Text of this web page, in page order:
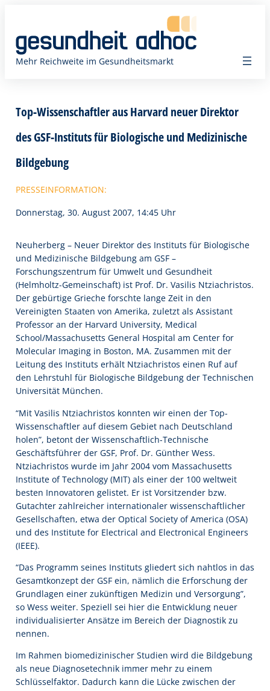
springen
Mehr Reichweite im Gesundheitsmarkt
Top-Wissenschaftler aus Harvard neuer Direktor
des GSF-Instituts für Biologische und Medizinische
Bildgebung
PRESSEINFORMATION:
Donnerstag, 30. August 2007, 14:45 Uhr
Neuherberg – Neuer Direktor des Instituts für Biologische
und Medizinische Bildgebung am GSF –
Forschungszentrum für Umwelt und Gesundheit
(Helmholtz-Gemeinschaft) ist Prof. Dr. Vasilis Ntziachristos.
Der gebürtige Grieche forschte lange Zeit in den
Vereinigten Staaten von Amerika, zuletzt als Assistant
Professor an der Harvard University, Medical
School/Massachusetts General Hospital am Center for
Molecular Imaging in Boston, MA. Zusammen mit der
Leitung des Instituts erhält Ntziachristos einen Ruf auf
den Lehrstuhl für Biologische Bildgebung der Technischen
Universität München.
“Mit Vasilis Ntziachristos konnten wir einen der Top-
Wissenschaftler auf diesem Gebiet nach Deutschland
holen”, betont der Wissenschaftlich-Technische
Geschäftsführer der GSF, Prof. Dr. Günther Wess.
Ntziachristos wurde im Jahr 2004 vom Massachusetts
Institute of Technology (MIT) als einer der 100 weltweit
besten Innovatoren gelistet. Er ist Vorsitzender bzw.
Gutachter zahlreicher internationaler wissenschaftlicher
Gesellschaften, etwa der Optical Society of America (OSA)
und des Institute for Electrical and Electronical Engineers
(IEEE).
“Das Programm seines Instituts gliedert sich nahtlos in das
Gesamtkonzept der GSF ein, nämlich die Erforschung der
Grundlagen einer zukünftigen Medizin und Versorgung”,
so Wess weiter. Speziell sei hier die Entwicklung neuer
individualisierter Ansätze im Bereich der Diagnostik zu
nennen.
Im Rahmen biomedizinischer Studien wird die Bildgebung
als neue Diagnosetechnik immer mehr zu einem
Schlüsselfaktor. Dadurch kann die Lücke zwischen der